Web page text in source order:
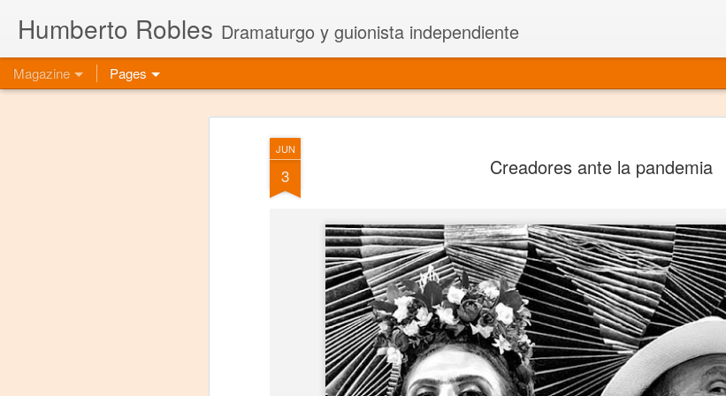
JUN
3 Creadores ante la pandemia
Humberto Robles Dramaturgo y guionista independiente
Magazine Pages
1
Premio
Colabora con
Ha escrito
y colabora
El